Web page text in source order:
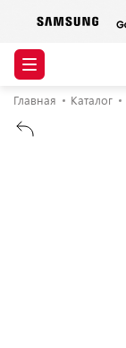
Главная Каталог